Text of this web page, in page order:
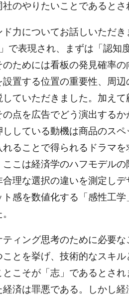
社のやりたいことであるとさ
力についてお話しいただ
で表現され、まずは「認知
のためには看板の発見確率
設置する位置の重要性、周
ていただきました。加え
点を広告でどう演出するか
ししている動機は商品のス
ることで得られるドラマ
こは経済学のハフモデル
理な選択の違いを測定し
ト感を数値化する「感性工
ィング思考のために必要
とを挙げ、技術的なスキ
とこそが「志」であるとさ
経済は罪悪である。しかし